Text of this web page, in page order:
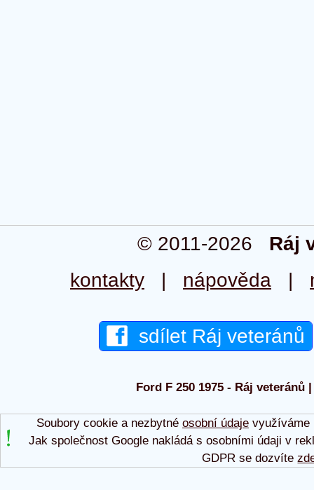
© 2011-2026 Ráj
kontakty | nápověda |
sdílet Ráj veteránů
Ford F 250 1975 - Ráj veteránů
Soubory cookie a nezbytné osobní údajevyužíváme
Jak společnost Google nakládá s osobními údaji v
GDPR se dozvíte